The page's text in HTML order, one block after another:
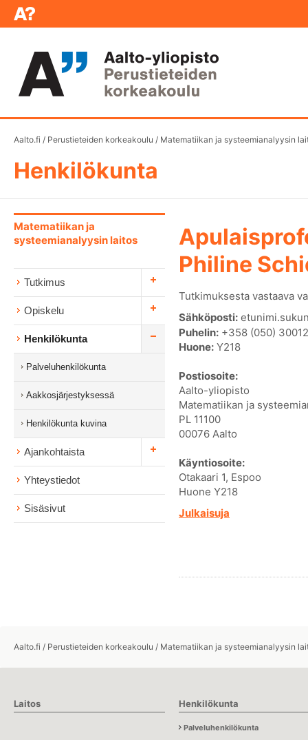
Aalto.fi / Perustieteiden korkeakoulu / Matematiikan ja systeemianalyysin
Henkilökunta
Matematiikan ja
systeemianalyysin laitos
Tutkimus
Opiskelu
Henkilökunta
Palveluhenkilökunta
Aakkosjärjestyksessä
Henkilökunta kuvina
Ajankohtaista
Yhteystiedot
Sisäsivut
Philine
Tutkimuksesta vastaava
Sähköposti:
Puhelin: +358 (050)
Huone: Y218
Postiosoite:
Aalto-yliopisto
Matematiikan ja
PL 11100
00076 Aalto
Käyntiosoite:
Otakaari 1, Espoo
Huone Y218
Julkaisuja
Aalto.fi / Perustieteiden korkeakoulu / Matematiikan ja systeemianalyysin
Laitos Henkilökunta
Palveluhenkilökunta